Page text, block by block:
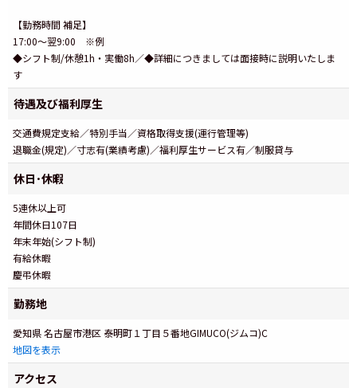
【勤務時間 補足】
17:00〜翌9:00 ※例
◆シフト制/休憩1h・実働8h／◆詳細につきましては面接時に説明いたしま
す
待遇及び福利厚生
交通費規定支給／特別手当／資格取得支援(運行管理等)
退職金(規定)／寸志有(業績考慮)／福利厚生サービス有／制服貸与
休日･休暇
5連休以上可
年間休日107日
年末年始(シフト制)
有給休暇
慶弔休暇
勤務地
愛知県 名古屋市港区 泰明町１丁目５番地GIMUCO(ジムコ)C
地図を表示
アクセス